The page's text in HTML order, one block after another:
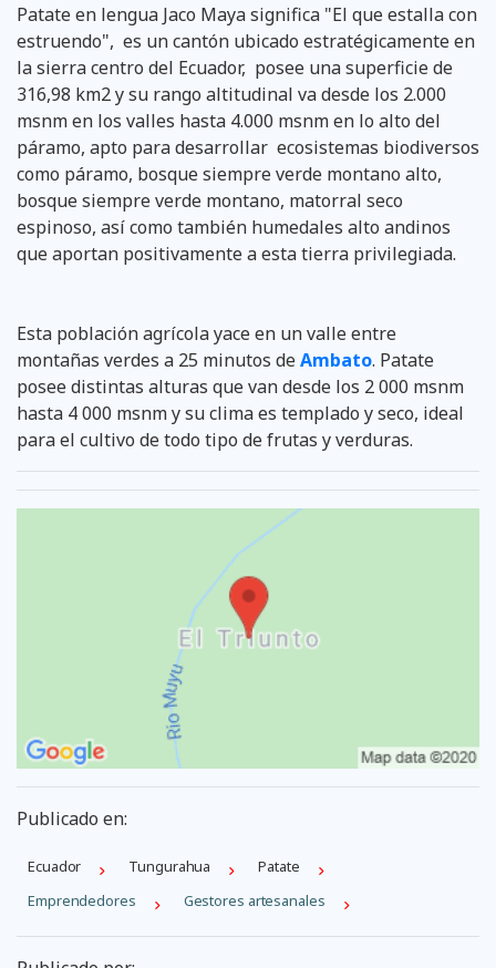
Patate en lengua Jaco Maya significa "El que estalla con
estruendo", es un cantón ubicado estratégicamente en
la sierra centro del Ecuador, posee una superficie de
316,98 km2 y su rango altitudinal va desde los 2.000
msnm en los valles hasta 4.000 msnm en lo alto del
páramo, apto para desarrollar ecosistemas biodiversos
como páramo, bosque siempre verde montano alto,
bosque siempre verde montano, matorral seco
espinoso, así como también humedales alto andinos
que aportan positivamente a esta tierra privilegiada.
Esta población agrícola yace en un valle entre
montañas verdes a 25 minutos deAmbato. Patate
posee distintas alturas que van desde los 2 000 msnm
hasta 4 000 msnm y su clima es templado y seco, ideal
para el cultivo de todo tipo de frutas y verduras.
Publicado en:
Ecuador Tungurahua
Patate
Emprendedores
Gestores artesanales